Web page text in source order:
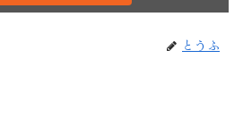
とうふ